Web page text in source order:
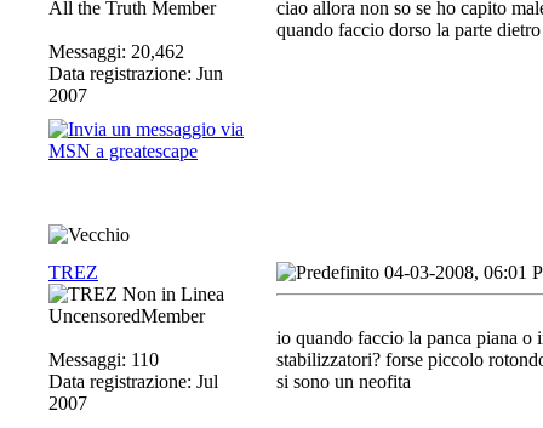
All the Truth Member
Messaggi: 20,462
Data registrazione: Jun
2007
ciao allora non so se ho capito
quando faccio dorso la parte
TREZ
UncensoredMember
Messaggi: 110
Data registrazione: Jul
2007
04-03-2008, 06:01
io quando faccio la panca piana
stabilizzatori? forse piccolo
si sono un neofita